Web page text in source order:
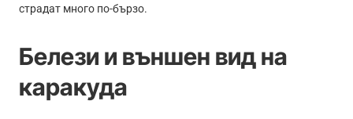
страдат много по-бързо.
Белези и външен вид на
каракуда